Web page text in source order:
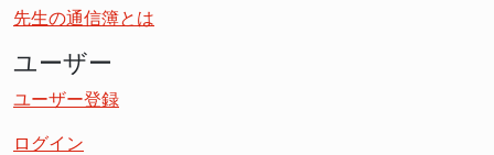
先生の通信簿とは
ユーザー
ユーザー登録
ログイン